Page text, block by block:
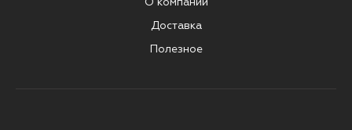
Доставка
Полезное